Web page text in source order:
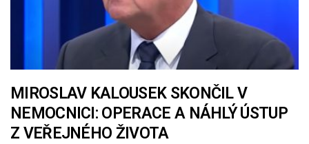
MIROSLAV KALOUSEK SKONČIL V
NEMOCNICI: OPERACE A NÁHLÝ ÚSTUP
Z VEŘEJNÉHO ŽIVOTA